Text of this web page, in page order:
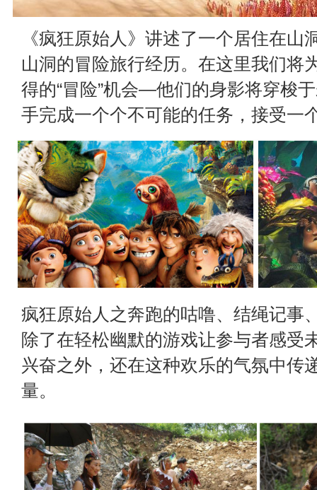
《疯狂原始人》讲述了一个居住在山
山洞的冒险旅行经历。在这里我们将
得的“冒险”机会—他们的身影将穿梭
手完成一个个不可能的任务，接受一
疯狂原始人之奔跑的咕噜、结绳记事
除了在轻松幽默的游戏让参与者感受
兴奋之外，还在这种欢乐的气氛中传
量。